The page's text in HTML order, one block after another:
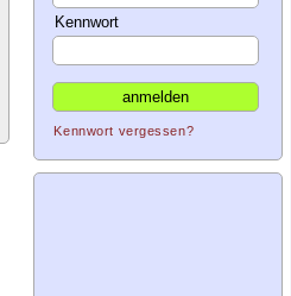
Kennwort
Kennwort vergessen?